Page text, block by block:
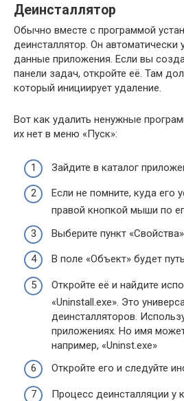
Деинсталлятор
Обычно вместе с программой
деинсталлятор. Он автоматически
данные приложения. Если вы
панели задач, откройте её. Там
который инициирует удаление.
Вот как удалить ненужные
их нет в меню «Пуск»:
Зайдите в каталог
Если не помните, куда его
правой кнопкой мыши по
Выберите пункт
В поле «Объект» будет
Откройте её и найдите
«Uninstall.exe». Это
деинсталляторов.
приложениях. Но имя
например, «Uninst.exe»
Откройте его и следуйте
Процесс деинсталляции у